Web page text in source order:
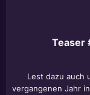
Teaser
Lest dazu auch
vergangenen Jahr